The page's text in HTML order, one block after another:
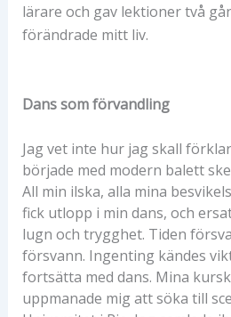
lärare och gav lektioner två
förändrade mitt liv.
Dans som förvandling
Jag vet inte hur jag skall
började med modern balett
All min ilska, alla mina
fick utlopp i min dans, och
lugn och trygghet. Tiden
försvann. Ingenting kändes
fortsätta med dans. Mina
uppmanade mig att söka till